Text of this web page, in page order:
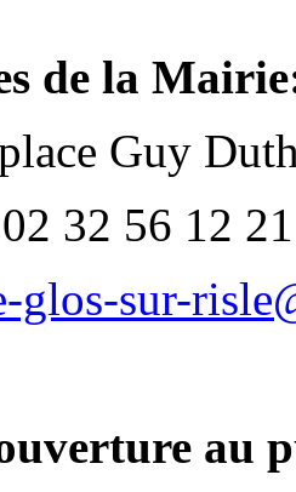
de la
Guy
02 32 56 12 21
glos-sur-
au